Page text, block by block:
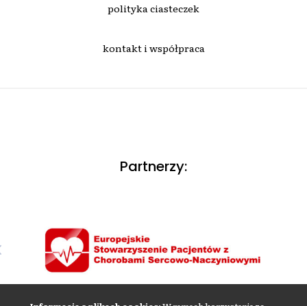
polityka ciasteczek
kontakt i współpraca
Partnerzy: